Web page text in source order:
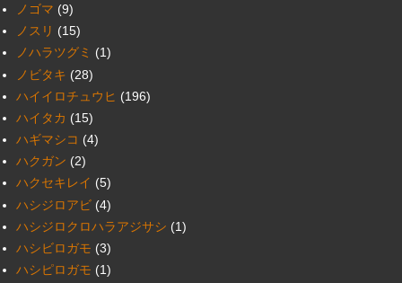
ノゴマ (9)
ノスリ (15)
ノハラツグミ (1)
ノビタキ (28)
ハイイロチュウヒ (196)
ハイタカ (15)
ハギマシコ (4)
ハクガン (2)
ハクセキレイ (5)
ハシジロアビ (4)
ハシジロクロハラアジサシ (1)
ハシビロガモ (3)
ハシピロガモ (1)